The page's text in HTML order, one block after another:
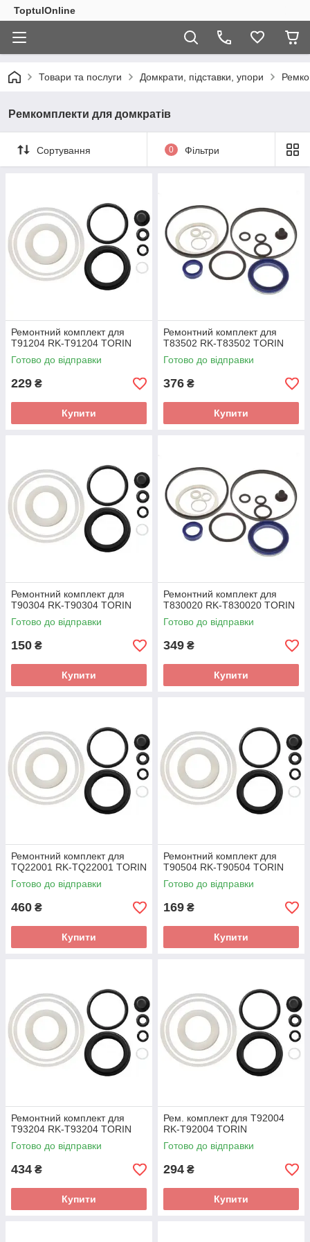
ToptulOnline
Товари та послуги Домкрати, підставки, упори
Ремкомплекти для домкратів
Сортування 0 Фільтри
Ремонтний комплект для
T91204 RK-T91204 TORIN
Готово до відправки
229 ₴
Купити
Ремонтний комплект для
T83502 RK-T83502 TORIN
Готово до відправки
376 ₴
Купити
Ремонтний комплект для
T90304 RK-T90304 TORIN
Готово до відправки
150 ₴
Купити
Ремонтний комплект для
T830020 RK-T830020 TORIN
Готово до відправки
349 ₴
Купити
Ремонтний комплект для
TQ22001 RK-TQ22001 TORIN
Готово до відправки
460 ₴
Купити
Ремонтний комплект для
T90504 RK-T90504 TORIN
Готово до відправки
169 ₴
Купити
Ремонтний комплект для
T93204 RK-T93204 TORIN
Готово до відправки
434 ₴
Купити
Рем. комплект для T92004
RK-T92004 TORIN
Готово до відправки
294 ₴
Купити